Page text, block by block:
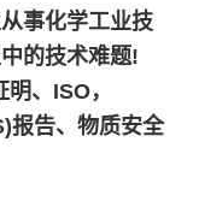
事化学工业技
的技术难题!
、ISO，
报告、物质安全